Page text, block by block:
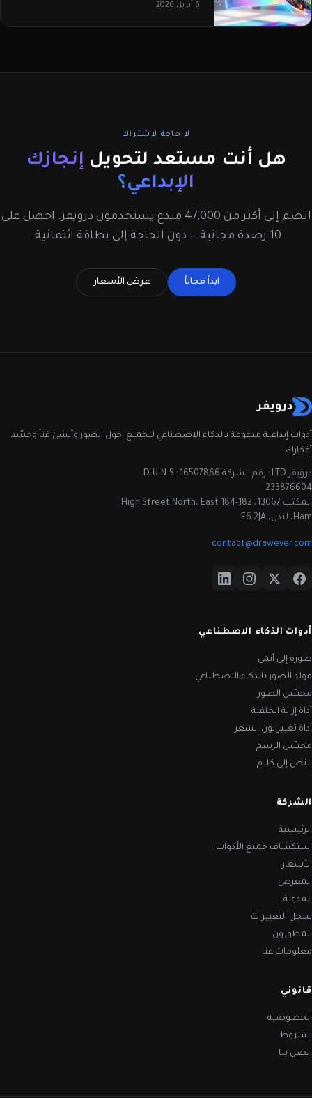
6 أبريل 2026
لا حاجة لاشتراك
هل أنت مستعد لتحويل إنجازك
الإبداعي؟
انضم إلى أكثر من 47,000 مبدع يستخدمون درويفر. احصل على
10 رصدة مجانية — دون الحاجة إلى بطاقة ائتمانية.
ابدأ مجاناً عرض الأسعار
درويفر
أدوات إبداعية مدعومة بالذكاء الاصطناعي للجميع. حول الصور وأنشئ فناً وجسّد
أفكارك.
درويفر LTD · رقم الشركة 16507866 · D-U-N-S
233876604
المكتب 13067، 182-184 High Street North، East
Ham، لندن، E6 2JA
contact@drawever.com
أدوات الذكاء الاصطناعي
صورة إلى أنمي
مولد الصور بالذكاء الاصطناعي
محسّن الصور
أداة إزالة الخلفية
أداة تغيير لون الشعر
محسّن الرسم
النص إلى كلام
الشركة
الرئيسية
استكشاف جميع الأدوات
الأسعار
المعرض
المدونة
سجل التغييرات
المطورون
معلومات عنا
قانوني
الخصوصية
الشروط
اتصل بنا